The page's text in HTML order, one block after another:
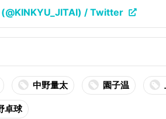
(@KINKYU_JITAI) / Twitter
中野量太 園子温
卓球